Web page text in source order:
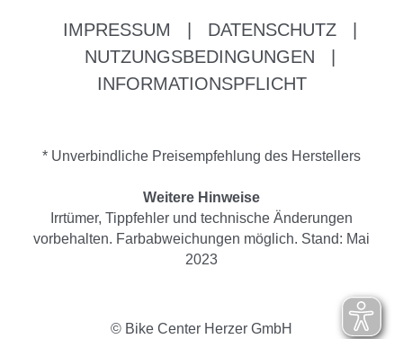
IMPRESSUM DATENSCHUTZ
NUTZUNGSBEDINGUNGEN
INFORMATIONSPFLICHT
* Unverbindliche Preisempfehlung des Herstellers
Weitere Hinweise
Irrtümer, Tippfehler und technische Änderungen
vorbehalten. Farbabweichungen möglich. Stand: Mai
2023
© Bike Center Herzer GmbH